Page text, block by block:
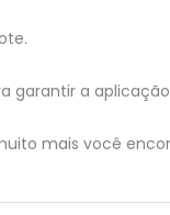
garantir a
mais você